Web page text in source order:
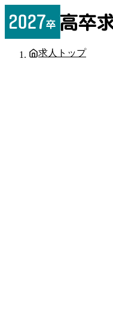
求人トップ